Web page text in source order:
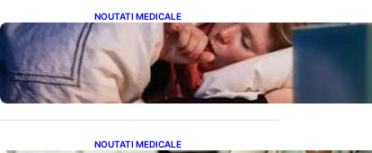
NOUTATI MEDICALE
Tusea seacă nocturnă:
Semnale importante despre
sănătatea inimii tale
NOUTATI MEDICALE